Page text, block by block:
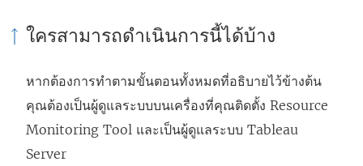
ใครสามารถดำเนินการนี้ได้บ้าง
หากต้องการทำตามขั้นตอนทั้งหมดที่อธิบายไว้ข้างต้น
คุณต้องเป็นผู้ดูแลระบบบนเครื่องที่คุณติดตั้ง Resource
Monitoring Tool และเป็นผู้ดูแลระบบ Tableau
Server